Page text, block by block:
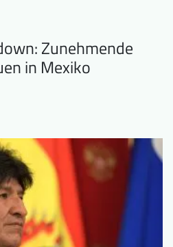
Zunehmende
in Mexiko